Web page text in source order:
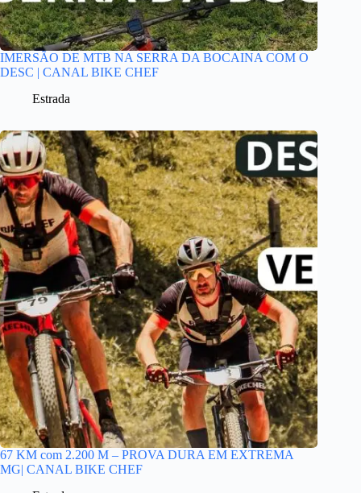
IMERSÃO DE MTB NA SERRA DA BOCAINA COM O
DESC | CANAL BIKE CHEF
Estrada
67 KM com 2.200 M – PROVA DURA EM EXTREMA
MG| CANAL BIKE CHEF